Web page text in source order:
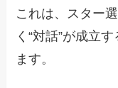
これは、スター
く“対話”が成立
ます。